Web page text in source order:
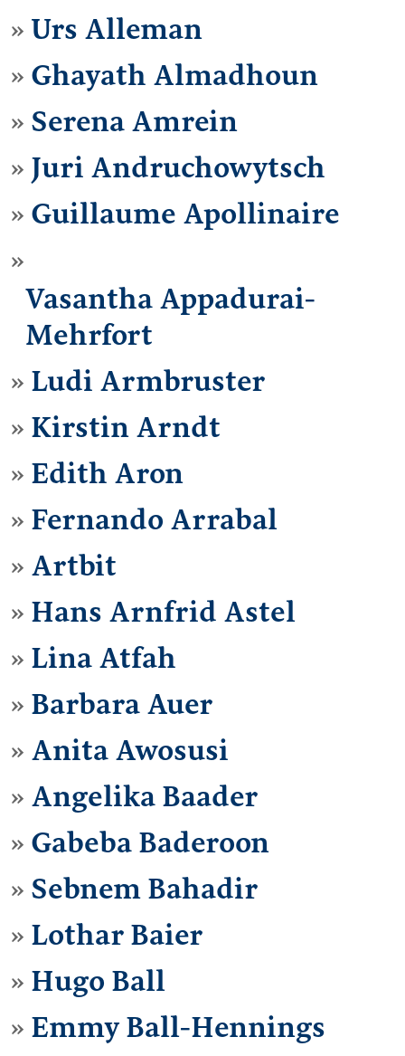
Urs Alleman
Ghayath Almadhoun
Serena Amrein
Juri Andruchowytsch
Guillaume Apollinaire
Vasantha Appadurai-
Mehrfort
Ludi Armbruster
Kirstin Arndt
Edith Aron
Fernando Arrabal
Artbit
Hans Arnfrid Astel
Lina Atfah
Barbara Auer
Anita Awosusi
Angelika Baader
Gabeba Baderoon
Sebnem Bahadir
Lothar Baier
Hugo Ball
Emmy Ball-Hennings